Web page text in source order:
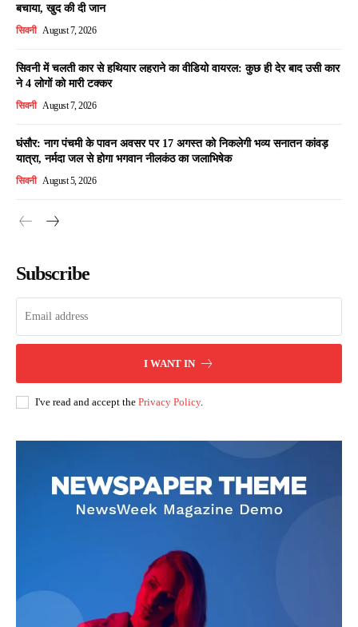
बचाया, खुद की दी जान
सिवनी August 7, 2026
सिवनी में चलती कार से हथियार लहराने का वीडियो वायरल: कुछ ही देर बाद उसी कार
ने 4 लोगों को मारी टक्कर
सिवनी August 7, 2026
घंसौर: नाग पंचमी के पावन अवसर पर 17 अगस्त को निकलेगी भव्य सनातन कांवड़
यात्रा, नर्मदा जल से होगा भगवान नीलकंठ का जलाभिषेक
सिवनी August 5, 2026
Subscribe
I WANT IN
I've read and accept the Privacy Policy.